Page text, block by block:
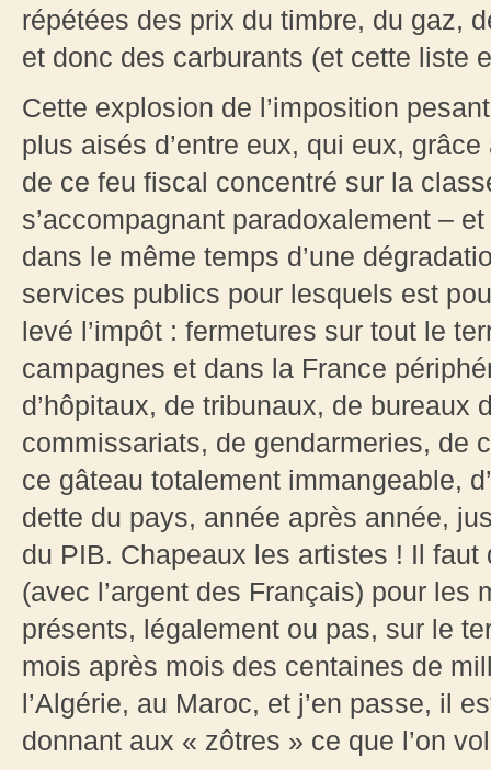
répétées des prix du timbre, du gaz,
et donc des carburants (et cette liste
Cette explosion de l’imposition
plus aisés d’entre eux, qui eux,
de ce feu fiscal concentré sur la
s’accompagnant paradoxalement –
dans le même temps d’une
services publics pour lesquels est
levé l’impôt : fermetures sur tout le
campagnes et dans la France
d’hôpitaux, de tribunaux, de bureaux
commissariats, de gendarmeries, de
ce gâteau totalement immangeable,
dette du pays, année après année,
du PIB. Chapeaux les artistes ! Il
(avec l’argent des Français) pour les
présents, légalement ou pas, sur le
mois après mois des centaines de
l’Algérie, au Maroc, et j’en passe, il
donnant aux « zôtres » ce que l’on